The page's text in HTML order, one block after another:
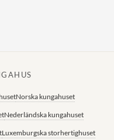
Norska kungahuset
Nederländska kungahuset
Luxemburgska storhertighuset